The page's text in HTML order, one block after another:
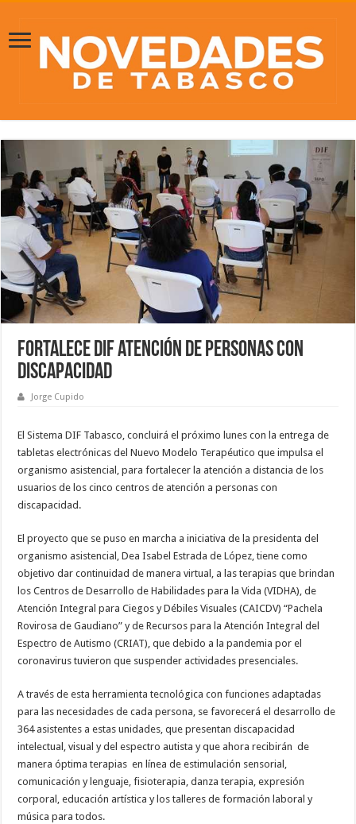
Fortalece DIF atención de personas con
discapacidad
Jorge Cupido
El Sistema DIF Tabasco, concluirá el próximo lunes con la entrega de
tabletas electrónicas del Nuevo Modelo Terapéutico que impulsa el
organismo asistencial, para fortalecer la atención a distancia de los
usuarios de los cinco centros de atención a personas con
discapacidad.
El proyecto que se puso en marcha a iniciativa de la presidenta del
organismo asistencial, Dea Isabel Estrada de López, tiene como
objetivo dar continuidad de manera virtual, a las terapias que brindan
los Centros de Desarrollo de Habilidades para la Vida (VIDHA), de
Atención Integral para Ciegos y Débiles Visuales (CAICDV) “Pachela
Rovirosa de Gaudiano” y de Recursos para la Atención Integral del
Espectro de Autismo (CRIAT), que debido a la pandemia por el
coronavirus tuvieron que suspender actividades presenciales.
A través de esta herramienta tecnológica con funciones adaptadas
para las necesidades de cada persona, se favorecerá el desarrollo de
364 asistentes a estas unidades, que presentan discapacidad
intelectual, visual y del espectro autista y que ahora recibirán de
manera óptima terapias en línea de estimulación sensorial,
comunicación y lenguaje, fisioterapia, danza terapia, expresión
corporal, educación artística y los talleres de formación laboral y
música para todos.